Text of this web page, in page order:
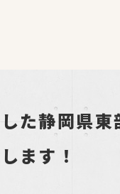
た静岡県東
ます！